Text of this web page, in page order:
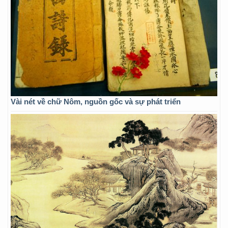
Vài nét về chữ Nôm, nguồn gốc và sự phát triển